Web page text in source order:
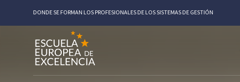
DONDE SE FORMAN LOS PROFESIONALES DE LOS SISTEMAS DE GESTIÓN